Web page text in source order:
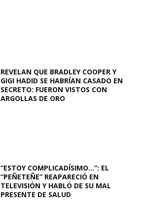
REVELAN QUE BRADLEY COOPER Y
GIGI HADID SE HABRÍAN CASADO EN
SECRETO: FUERON VISTOS CON
ARGOLLAS DE ORO
“ESTOY COMPLICADÍSIMO…”: EL
“PEÑETEÑE” REAPARECIÓ EN
TELEVISIÓN Y HABLÓ DE SU MAL
PRESENTE DE SALUD